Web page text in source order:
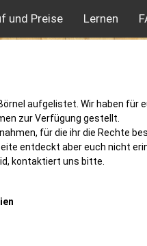
und Preise Lernen
aufgelistet. Wir haben für
zur Verfügung gestellt.
für die ihr die Rechte
entdeckt aber euch nicht
kontaktiert uns bitte.